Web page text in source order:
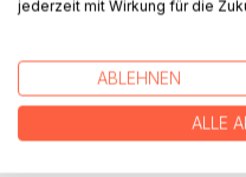
Doch als bereits nach
um diejenigen zu
Fluch wird durch einen
jederzeit mit Wirkung für die
ABLEHNEN
ALLE